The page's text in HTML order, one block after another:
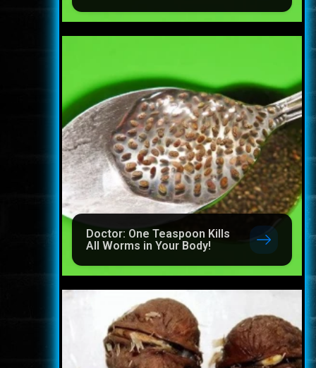
Doctor: One Teaspoon Kills
All Worms in Your Body!